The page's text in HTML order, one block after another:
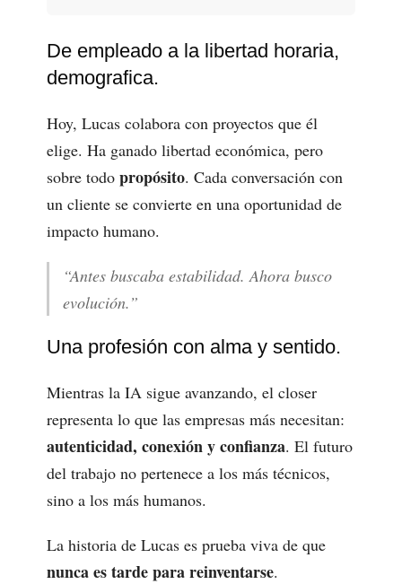
De empleado a la libertad horaria,
demografica.
Hoy, Lucas colabora con proyectos que él
elige. Ha ganado libertad económica, pero
sobre todopropósito. Cada conversación con
un cliente se convierte en una oportunidad de
impacto humano.
“Antes buscaba estabilidad. Ahora busco
evolución.”
Una profesión con alma y sentido.
Mientras la IA sigue avanzando, el closer
representa lo que las empresas más necesitan:
autenticidad, conexión y confianza. El futuro
del trabajo no pertenece a los más técnicos,
sino a los más humanos.
La historia de Lucas es prueba viva de que
nunca es tarde para reinventarse.